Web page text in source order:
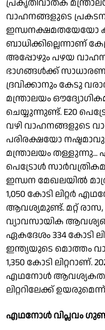
പ്രകൃതിവാതക
വാഹനങ്ങളുടെ
ഇന്ധനക്ഷമതയേയോ
ബാധിക്കില്ലെന്നാണ്
അപ്പോഴും പഴയ
ഭാഗങ്ങൾക്ക്
ദ്രവിക്കാനും കേടു
മന്ത്രാലയം
ചെയ്യുന്നുണ്ട്. E20
വഴി വാഹനങ്ങളുടെ
പരിരക്ഷയോ
മന്ത്രാലയം
പെട്രോൾ
ഇന്ധന മേഖലയിൽ
1,050 കോടി ലിറ്റർ
ആവശ്യമുണ്ട്. മറ്റ് രാസ,
വ്യാവസായിക
ഏകദേശം 334 കോടി
ഇന്ത്യയുടെ മൊത്തം
1,350 കോടി ലിറ്ററാണ്.
എഥനോൾ ആവശ്യകത
ലിറ്ററിലേക്ക്
എഥനോൾ വിപ്ലവം